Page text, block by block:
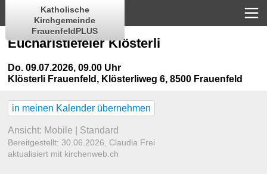
Katholische
Kirchgemeinde
FrauenfeldPLUS
Eucharistiefeier Klösterli
Do. 09.07.2026, 09.00 Uhr
Klösterli Frauenfeld , Klösterliweg 6, 8500 Frauenfeld
in meinen Kalender übernehmen
Ansicht: Mobile Standard
Bereitgestellt: 30.06.2026, Claudia Frei
aktualisiert mit kirchenweb.ch